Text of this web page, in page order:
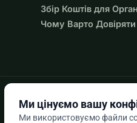
Збір Коштів для
Чому Варто
Ми цінуємо вашу
Ми використовуємо файли